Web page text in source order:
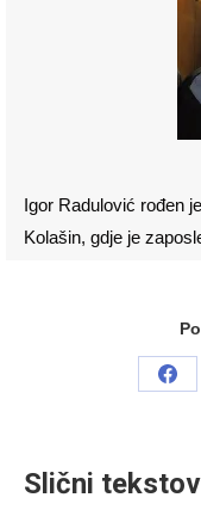
Igor Radulović rođen
Kolašin, gdje je
Slični